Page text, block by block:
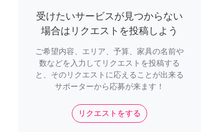
受けたいサービスが見つからない
場合はリクエストを投稿しよう
ご希望内容、エリア、予算、家具の名前や
数などを入力してリクエストを投稿する
と、そのリクエストに応えることが出来る
サポーターから応募が来ます！
リクエストをする